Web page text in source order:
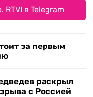
в Telegram
за первым
раскрыл
с Россией